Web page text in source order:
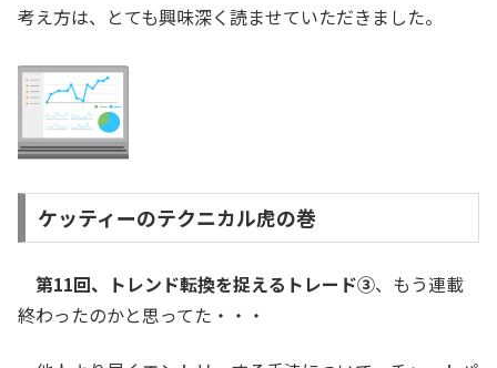
考え方は、とても興味深く読ませていただきました。
ケッティーのテクニカル虎の巻
第11回、トレンド転換を捉えるトレード③、もう連載
終わったのかと思ってた・・・